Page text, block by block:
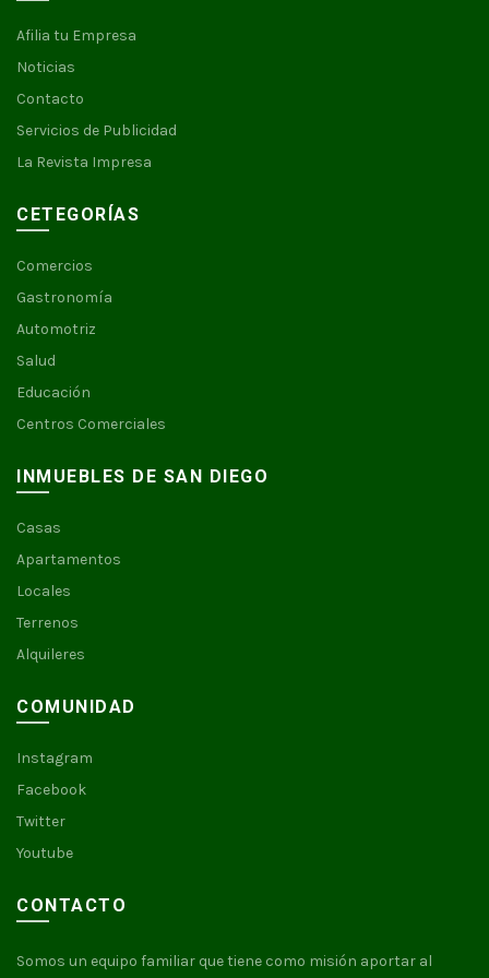
Afilia tu Empresa
Noticias
Contacto
Servicios de Publicidad
La Revista Impresa
CETEGORÍAS
Comercios
Gastronomía
Automotriz
Salud
Educación
Centros Comerciales
INMUEBLES DE SAN DIEGO
Casas
Apartamentos
Locales
Terrenos
Alquileres
COMUNIDAD
Instagram
Facebook
Twitter
Youtube
CONTACTO
Somos un equipo familiar que tiene como misión aportar al